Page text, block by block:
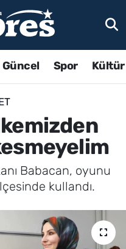
Güncel Spor
Babacan, oyunu
kullandı.